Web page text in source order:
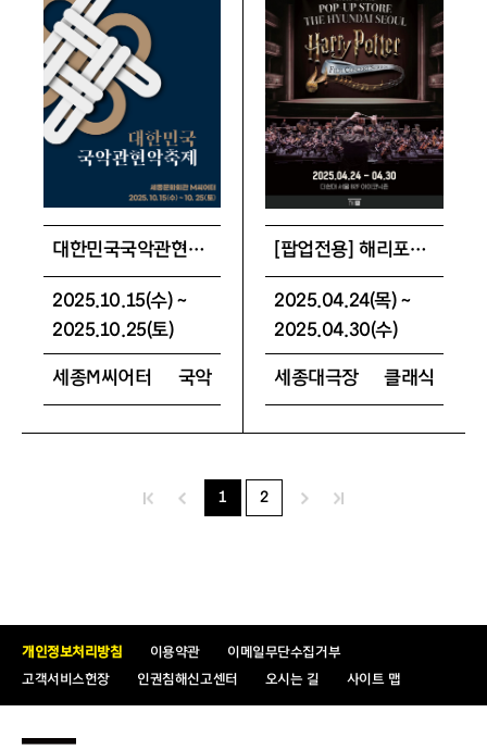
대한민국국악관현악축제 미니 패키지
2025.10.15(수) ~
2025.10.25(토)
세종M씨어터 국악
[팝업전용] 해리포터 더현대 패키지 R석
2025.04.24(목) ~
2025.04.30(수)
세종대극장 클래식
1 2
개인정보처리방침 이용약관
이메일무단수집거부
고객서비스헌장
인권침해신고센터 오시는 길 사이트 맵